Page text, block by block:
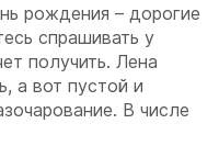
рождения – дорогие
спрашивать у
получить. Лена
а вот пустой и
В числе